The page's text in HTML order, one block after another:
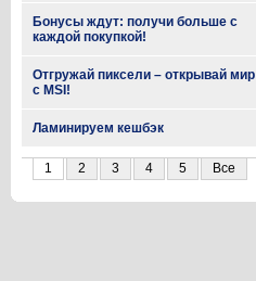
Бонусы ждут: получи больше с
каждой покупкой!
Отгружай пиксели – открывай мир
с MSI!
Ламинируем кешбэк
1 2 3 4 5 Все